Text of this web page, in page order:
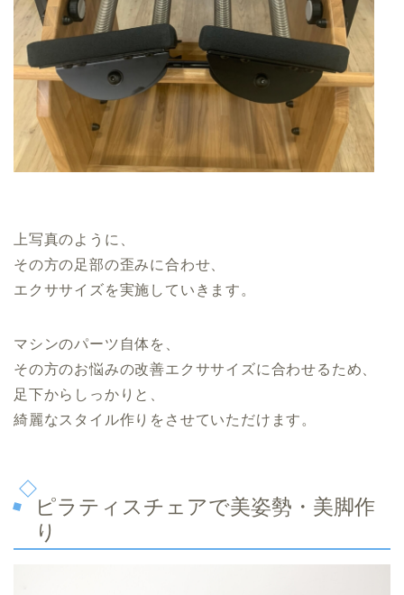
上写真のように、
その方の足部の歪みに合わせ、
エクササイズを実施していきます。
マシンのパーツ自体を、
その方のお悩みの改善エクササイズに合わせるため、
足下からしっかりと、
綺麗なスタイル作りをさせていただけます。
ピラティスチェアで美姿勢・美脚作
り